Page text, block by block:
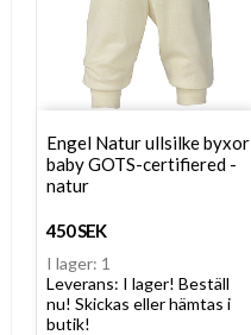
Engel Natur ullsilke byxor
baby GOTS-certifiered -
natur
450 SEK
I lager: 1
Leverans: I lager! Beställ
nu! Skickas eller hämtas i
butik!